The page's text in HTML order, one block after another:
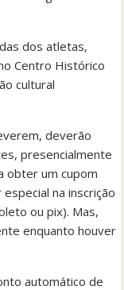
dos atletas,
Centro Histórico
cultural
deverão
presencialmente
obter um cupom
na inscrição
ou pix). Mas,
enquanto houver
automático de